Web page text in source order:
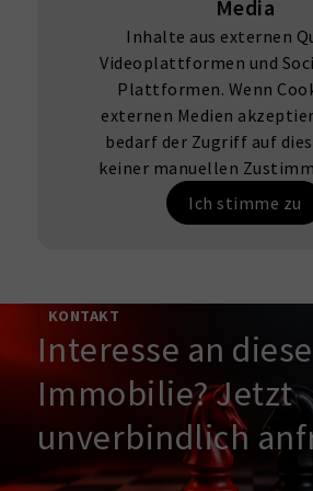
Media
Inhalte aus externen
Videoplattformen und
Plattformen. Wenn
externen Medien
bedarf der Zugriff auf
keiner manuellen
Ich stimme zu
KONTAKT
Interesse an
Immobilie? Jetzt
unverbindlich